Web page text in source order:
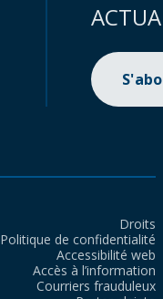
Droits
Politique de confidentialité
Accessibilité web
Accès à l’information
Courriers frauduleux